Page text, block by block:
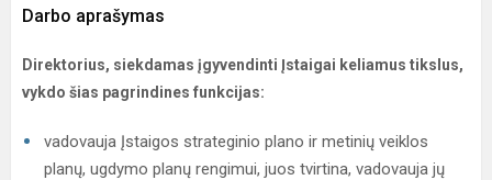
Darbo aprašymas
Direktorius, siekdamas įgyvendinti Įstaigai keliamus tikslus,
vykdo šias pagrindines funkcijas:
vadovauja Įstaigos strateginio plano ir metinių veiklos
planų, ugdymo planų rengimui, juos tvirtina, vadovauja jų